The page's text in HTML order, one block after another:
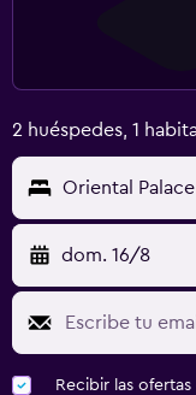
2 huéspedes, 1
Oriental
dom. 16/8
Recibir las